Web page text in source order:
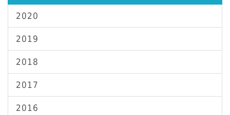
2020
2019
2018
2017
2016